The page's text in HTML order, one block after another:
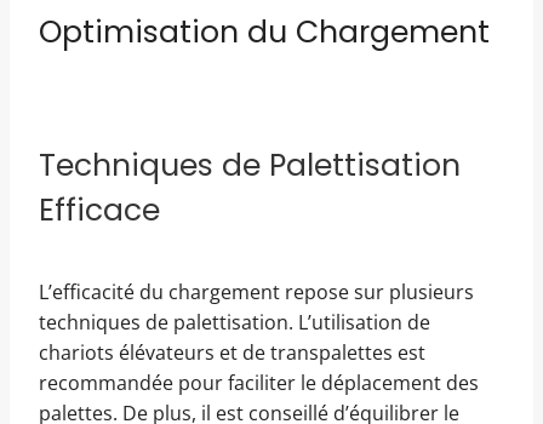
Optimisation du Chargement
Techniques de Palettisation
Efficace
L’efficacité du chargement repose sur plusieurs
techniques de palettisation. L’utilisation de
chariots élévateurs et de transpalettes est
recommandée pour faciliter le déplacement des
palettes. De plus, il est conseillé d’équilibrer le